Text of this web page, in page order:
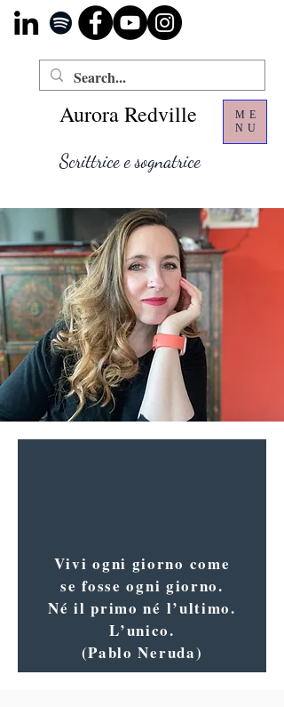
ME
NU
Scrittrice e sognatrice
Aurora Redville
Vivi ogni giorno come
se fosse ogni giorno.
Né il primo né l’ultimo.
L’unico.
(Pablo Neruda)